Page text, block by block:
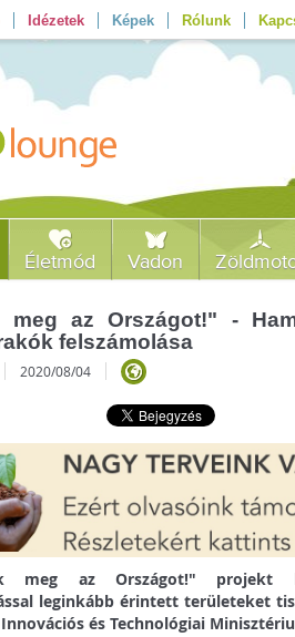
Idézetek Képek Rólunk
Életmód Vadon
meg az Országot!" -
felszámolása
2020/08/04
meg az Országot!" projekt
leginkább érintett területeket
és Technológiai